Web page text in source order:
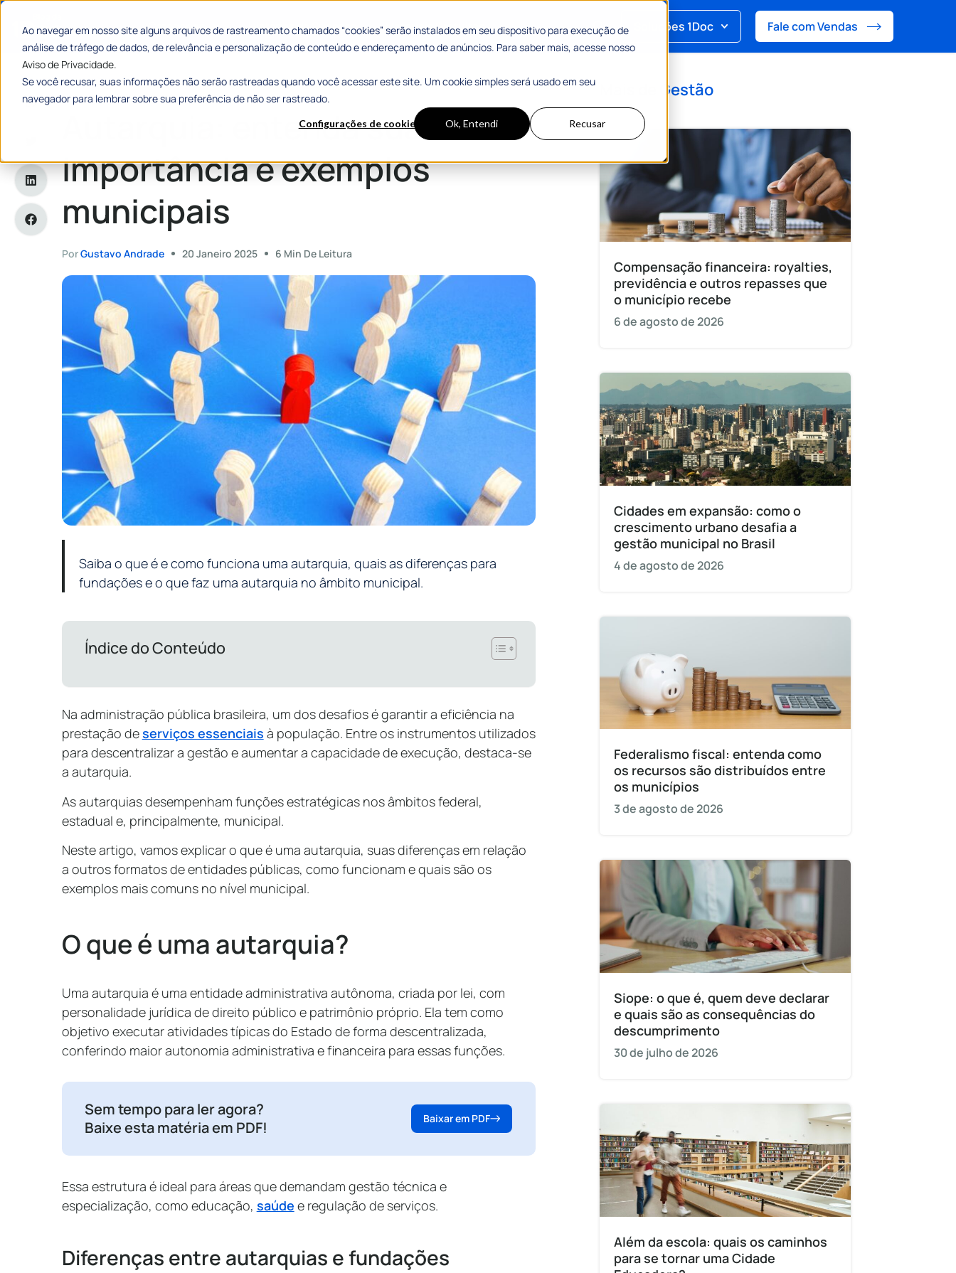
Ao navegar em nosso site alguns arquivos de rastreamento chamados “cookies” serão instalados em seu dispositivo para execução de
análise de tráfego de dados, de relevância e personalização de conteúdo e endereçamento de anúncios. Para saber mais, acesse nosso
Aviso de Privacidade.
Se você recusar, suas informações não serão rastreadas quando você acessar este site. Um cookie simples será usado em seu
navegador para lembrar sobre sua preferência de não ser rastreado.
Configurações de cookies Ok, Entendi Recusar
Categorias Histórias de Sucesso Materiais Gratuitos Soluções 1Doc Fale com Vendas
Home»Autarquia: entenda sua importância e exemplos municipais
Autarquia: entenda sua
importância e exemplos
municipais
PorGustavo Andrade 20 Janeiro 2025 6 Min De Leitura
Saiba o que é e como funciona uma autarquia, quais as diferenças para
fundações e o que faz uma autarquia no âmbito municipal.
Índice do Conteúdo
Na administração pública brasileira, um dos desafios é garantir a eficiência na
prestação deserviços essenciais à população. Entre os instrumentos utilizados
para descentralizar a gestão e aumentar a capacidade de execução, destaca-se
a autarquia.
As autarquias desempenham funções estratégicas nos âmbitos federal,
estadual e, principalmente, municipal.
Neste artigo, vamos explicar o que é uma autarquia, suas diferenças em relação
a outros formatos de entidades públicas, como funcionam e quais são os
exemplos mais comuns no nível municipal.
O que é uma autarquia?
Uma autarquia é uma entidade administrativa autônoma, criada por lei, com
personalidade jurídica de direito público e patrimônio próprio. Ela tem como
objetivo executar atividades típicas do Estado de forma descentralizada,
conferindo maior autonomia administrativa e financeira para essas funções.
Sem tempo para ler agora?
Baixe esta matéria em PDF!
Baixar em PDF
Essa estrutura é ideal para áreas que demandam gestão técnica e
especialização, como educação, saúde e regulação de serviços.
Diferenças entre autarquias e fundações
Gestão
Compensação financeira: royalties,
previdência e outros repasses que
o município recebe
6 de agosto de 2026
Cidades em expansão: como o
crescimento urbano desafia a
gestão municipal no Brasil
4 de agosto de 2026
Federalismo fiscal: entenda como
os recursos são distribuídos entre
os municípios
3 de agosto de 2026
Siope: o que é, quem deve declarar
e quais são as consequências do
descumprimento
30 de julho de 2026
Além da escola: quais os caminhos
para se tornar uma Cidade